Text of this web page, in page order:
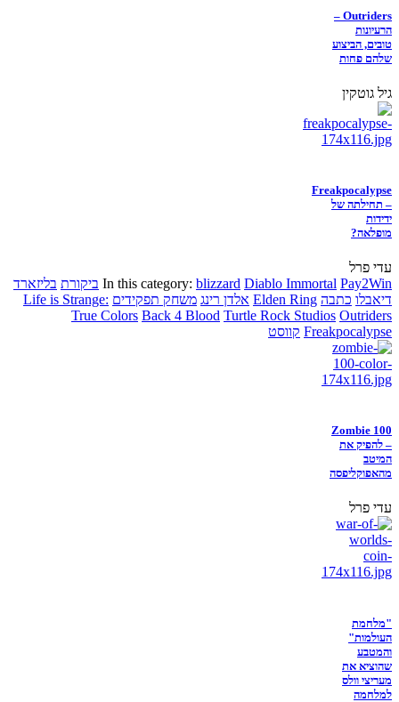
Outriders –
הרעיונות
טובים, הביצוע
שלהם פחות
גיל גוטקין
Freakpocalypse
– תחילתה של
ידידות
מופלאה?
עדי פרל
In this category: blizzard Diablo Immortal Pay2Win ביקורת בליזארד
דיאבלו כתבה Elden Ring אלדן רינג משחק תפקידים Life is Strange:
True Colors Back 4 Blood Turtle Rock Studios Outriders
Freakpocalypse קווסט
Zombie 100
– להפיק את
המיטב
מהאפוקליפסה
עדי פרל
"מלחמת
העולמות"
והמטבע
שהוציא את
מעריצי וולס
למלחמה